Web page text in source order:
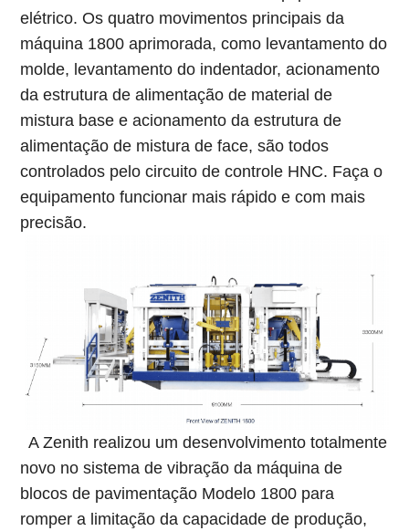
elétrico. Os quatro movimentos principais da
máquina 1800 aprimorada, como levantamento do
molde, levantamento do indentador, acionamento
da estrutura de alimentação de material de
mistura base e acionamento da estrutura de
alimentação de mistura de face, são todos
controlados pelo circuito de controle HNC. Faça o
equipamento funcionar mais rápido e com mais
precisão.
A Zenith realizou um desenvolvimento totalmente
novo no sistema de vibração da máquina de
blocos de pavimentação Modelo 1800 para
romper a limitação da capacidade de produção,